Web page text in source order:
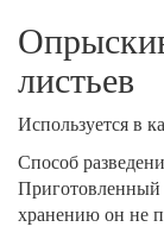
листьев
Используется в
Способ
Приготовленный
хранению он не